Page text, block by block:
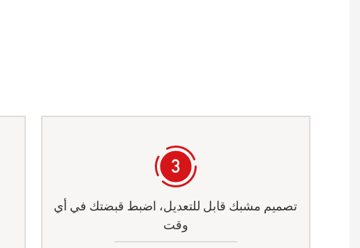
تصميم مشبك قابل للتعديل، اضبط قبضتك في أي
وقت